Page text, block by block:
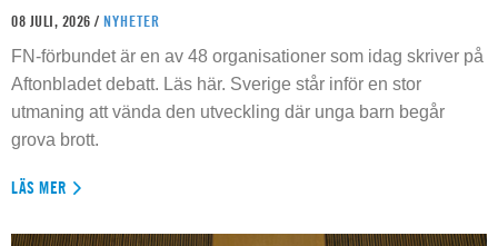
08 JULI, 2026 / NYHETER
FN-förbundet är en av 48 organisationer som idag skriver på
Aftonbladet debatt. Läs här. Sverige står inför en stor
utmaning att vända den utveckling där unga barn begår
grova brott.
LÄS MER